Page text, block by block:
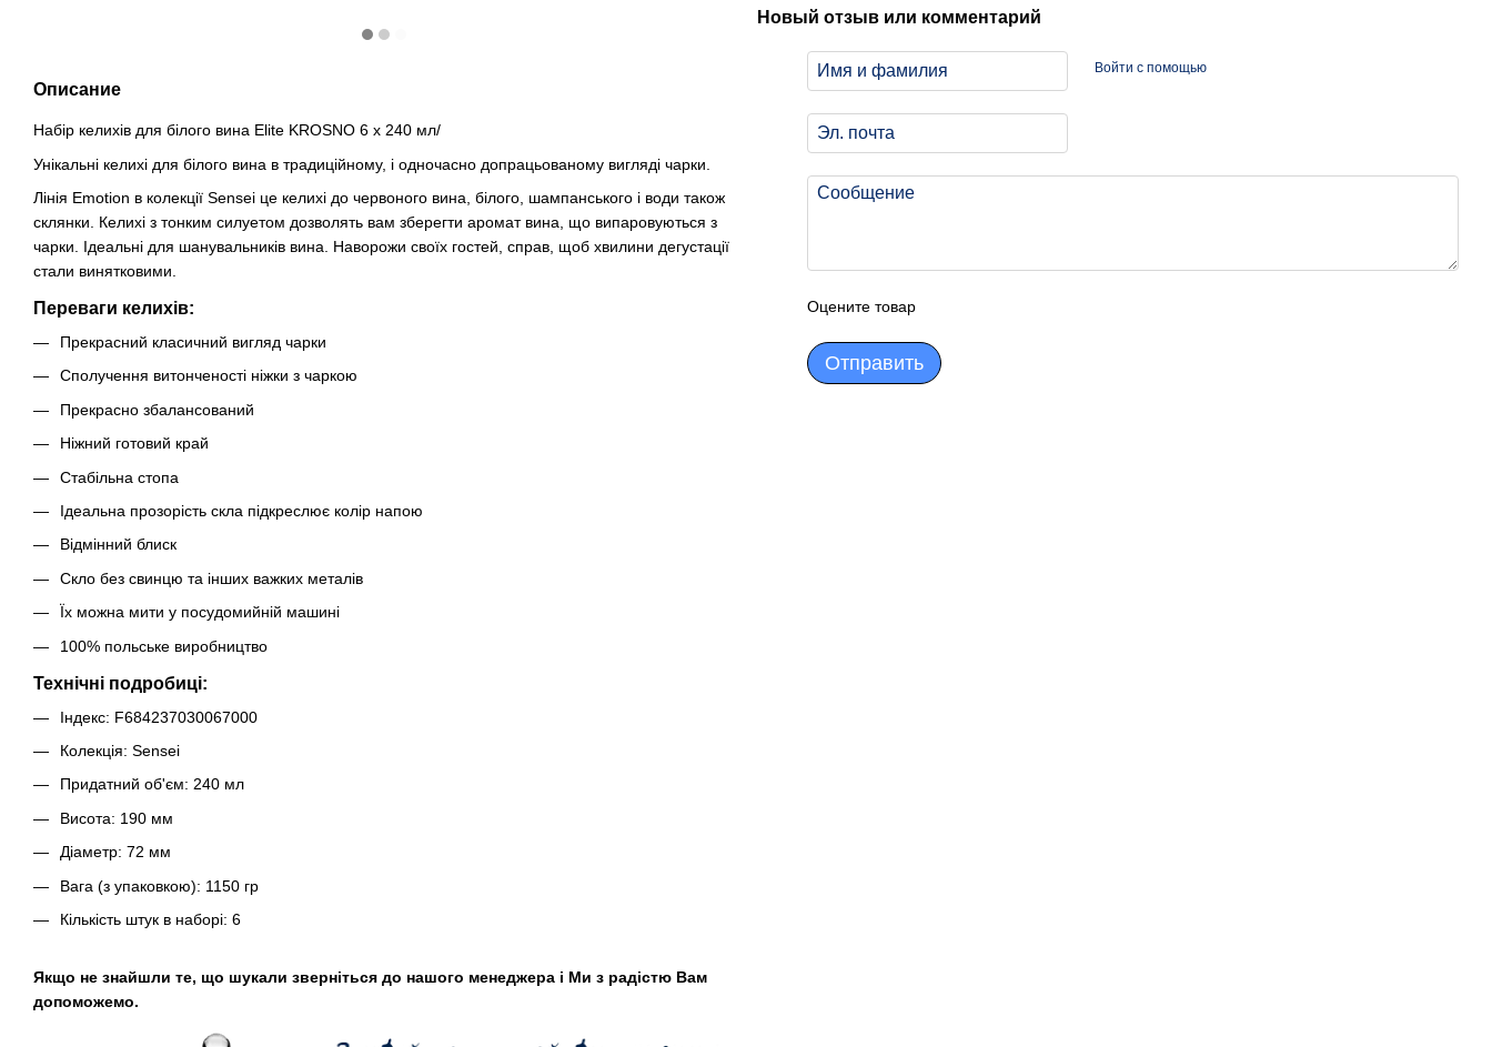
Описание
Набір келихів для бiлого вина Elite KROSNO 6 x 240 мл/
Унікальні келихі для бiлого вина в традиційному, і одночасно допрацьованому вигляді чарки.
Лінія Emotion в колекції Sensei це келихi до червоного вина, білого, шампанського і води також
склянки. Келихi з тонким силуетом дозволять вам зберегти аромат вина, що випаровуються з
чарки. Ідеальні для шанувальників вина. Наворожи своїх гостей, справ, щоб хвилини дегустації
стали винятковими.
Переваги келихів:
Прекрасний класичний вигляд чарки
Сполучення витонченості ніжки з чаркою
Прекрасно збалансований
Ніжний готовий край
Стабільна стопа
Ідеальна прозорість скла підкреслює колір напою
Відмінний блиск
Скло без свинцю та інших важких металів
Їх можна мити у посудомийній машині
100% польське виробництво
Технічні подробиці:
Індекс: F684237030067000
Колекція: Sensei
Придатний об'єм: 240 мл
Висота: 190 мм
Діаметр: 72 мм
Вага (з упаковкою): 1150 гр
Кількість штук в наборі: 6
Якщо не знайшли те, що шукали зверніться до нашого менеджера і Ми з радістю Вам
допоможемо.
Новый отзыв или комментарий
Войти с помощью
Оцените товар
Отправить